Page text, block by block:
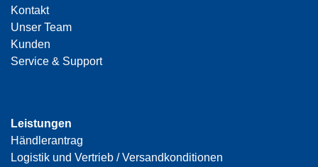
Kontakt
Unser Team
Kunden
Service & Support
Leistungen
Händlerantrag
Logistik und Vertrieb / Versandkonditionen